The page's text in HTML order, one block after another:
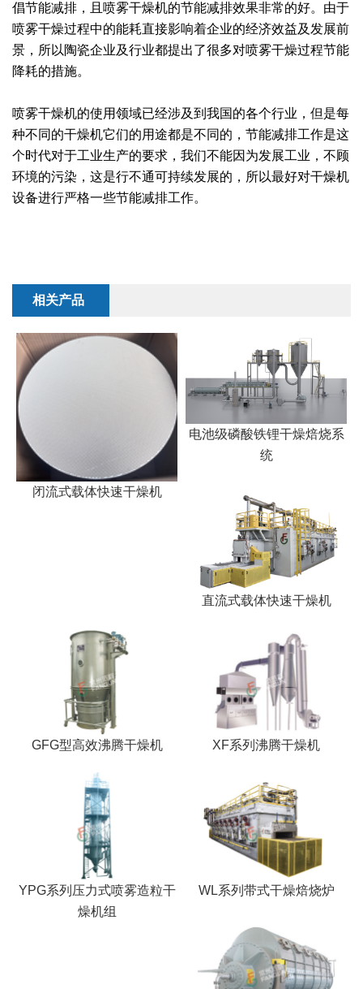
滚筒干燥系列
沸腾干燥系列
管束干燥系列
干燥配套装置
社会责任
倡节能减排，且喷雾干燥机的节能减排效果非常的好。由于
喷雾干燥过程中的能耗直接影响着企业的经济效益及发展前
景，所以陶瓷企业及行业都提出了很多对喷雾干燥过程节能
降耗的措施。
喷雾干燥机的使用领域已经涉及到我国的各个行业，但是每
种不同的干燥机它们的用途都是不同的，节能减排工作是这
个时代对于工业生产的要求，我们不能因为发展工业，不顾
环境的污染，这是行不通可持续发展的，所以最好对干燥机
设备进行严格一些节能减排工作。
相关产品
闭流式载体快速干燥机
电池级磷酸铁锂干燥焙烧系
统
直流式载体快速干燥机
GFG型高效沸腾干燥机 XF系列沸腾干燥机
YPG系列压力式喷雾造粒干
燥机组
WL系列带式干燥焙烧炉